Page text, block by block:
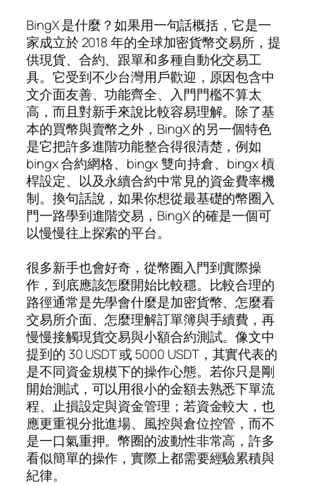
BingX 是什麼？如果用一句話概括，它是一
家成立於 2018 年的全球加密貨幣交易所，提
供現貨、合約、跟單和多種自動化交易工
具。它受到不少台灣用戶歡迎，原因包含中
文介面友善、功能齊全、入門門檻不算太
高，而且對新手來說比較容易理解。除了基
本的買幣與賣幣之外，BingX 的另一個特色
是它把許多進階功能整合得很清楚，例如
bingx 合約網格、bingx 雙向持倉、bingx 槓
桿設定、以及永續合約中常見的資金費率機
制。換句話說，如果你想從最基礎的幣圈入
門一路學到進階交易，BingX 的確是一個可
以慢慢往上探索的平台。
很多新手也會好奇，從幣圈入門到實際操
作，到底應該怎麼開始比較穩。比較合理的
路徑通常是先學會什麼是加密貨幣、怎麼看
交易所介面、怎麼理解訂單簿與手續費，再
慢慢接觸現貨交易與小額合約測試。像文中
提到的 30 USDT 或 5000 USDT，其實代表的
是不同資金規模下的操作心態。若你只是剛
開始測試，可以用很小的金額去熟悉下單流
程、止損設定與資金管理；若資金較大，也
應更重視分批進場、風控與倉位控管，而不
是一口氣重押。幣圈的波動性非常高，許多
看似簡單的操作，實際上都需要經驗累積與
紀律。